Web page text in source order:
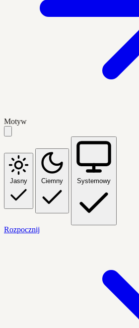
Motyw
Jasny Ciemny Systemowy
Rozpocznij